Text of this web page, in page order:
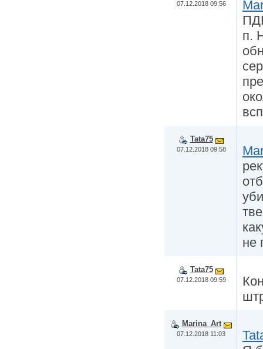
07.12.2018 09:56
п.
Tata75
07.12.2018 09:58
не
Tata75
07.12.2018 09:59
Marina_Art
07.12.2018 11:03